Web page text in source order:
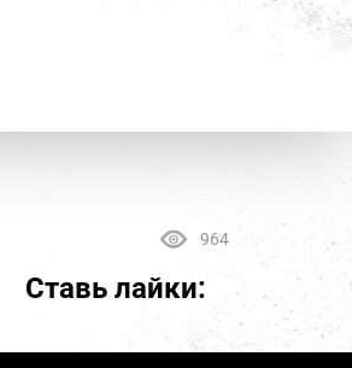
964
Ставь лайки: